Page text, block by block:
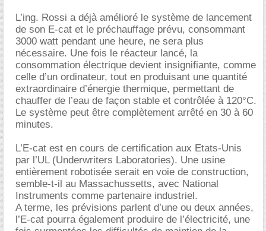
L’ing. Rossi a déjà amélioré le système de lancement
de son E-cat et le préchauffage prévu, consommant
3000 watt pendant une heure, ne sera plus
nécessaire. Une fois le réacteur lancé, la
consommation électrique devient insignifiante, comme
celle d’un ordinateur, tout en produisant une quantité
extraordinaire d’énergie thermique, permettant de
chauffer de l’eau de façon stable et contrôlée à 120°C.
Le système peut être complètement arrêté en 30 à 60
minutes.
L’E-cat est en cours de certification aux Etats-Unis
par l’UL (Underwriters Laboratories). Une usine
entièrement robotisée serait en voie de construction,
semble-t-il au Massachussetts, avec National
Instruments comme partenaire industriel.
A terme, les prévisions parlent d’une ou deux années,
l’E-cat pourra également produire de l’électricité, une